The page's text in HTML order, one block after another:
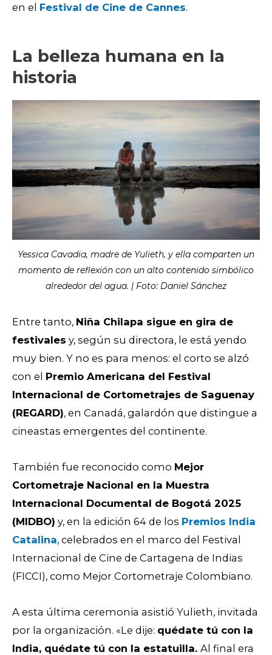
en el Festival de Cine de Cannes.
La belleza humana en la
historia
Yessica Cavadia, madre de Yulieth, y ella comparten un
momento de reflexión con un alto contenido simbólico
alrededor del agua. | Foto: Daniel Sánchez
Entre tanto, Niña Chilapa sigue en gira de
festivales y, según su directora, le está yendo
muy bien. Y no es para menos: el corto se alzó
con el Premio Americana del Festival
Internacional de Cortometrajes de Saguenay
(REGARD), en Canadá, galardón que distingue a
cineastas emergentes del continente.
También fue reconocido como Mejor
Cortometraje Nacional en la Muestra
Internacional Documental de Bogotá 2025
(MIDBO) y, en la edición 64 de los Premios India
Catalina, celebrados en el marco del Festival
Internacional de Cine de Cartagena de Indias
(FICCI), como Mejor Cortometraje Colombiano.
A esta última ceremonia asistió Yulieth, invitada
por la organización. «Le dije: quédate tú con la
India, quédate tú con la estatuilla. Al final era